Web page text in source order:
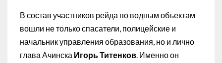
В состав участников рейда по водным объектам
вошли не только спасатели, полицейские и
начальник управления образования, но и лично
глава Ачинска Игорь Титенков. Именно он